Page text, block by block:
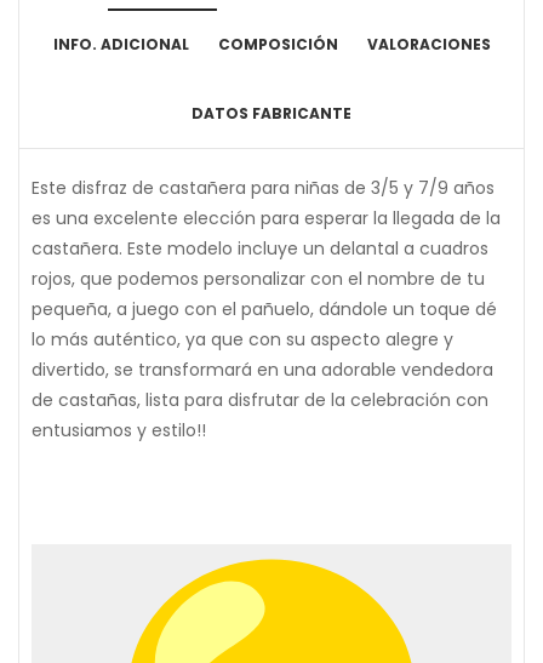
INFO. ADICIONAL COMPOSICIÓN VALORACIONES
DATOS FABRICANTE
Este disfraz de castañera para niñas de 3/5 y 7/9 años
es una excelente elección para esperar la llegada de la
castañera. Este modelo incluye un delantal a cuadros
rojos, que podemos personalizar con el nombre de tu
pequeña, a juego con el pañuelo, dándole un toque dé
lo más auténtico, ya que con su aspecto alegre y
divertido, se transformará en una adorable vendedora
de castañas, lista para disfrutar de la celebración con
entusiamos y estilo!!